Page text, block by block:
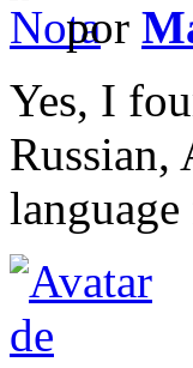
por
Yes, I
Russian,